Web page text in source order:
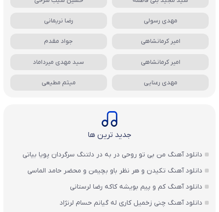
مهدی رسولی رضا نریمانی
امیر کرمانشاهی جواد مقدم
امیر کرمانشاهی سید مهدی میرداماد
مهدی رعنایی میثم مطیعی
جدید ترین ها
دانلود آهنگ من بی تو روحی در به در دلتنگ سرگردان پویا بیاتی
دانلود آهنگ تکیدن و هر نظر باو بچیمن و محضر حامد الماسی
دانلود آهنگ کم و پیم بویشه کاکه رضا لرستانی
دانلود آهنگ چنی زخمیل کاری له گیانم حسام لرنژاد